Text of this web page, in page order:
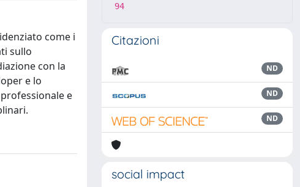
come i
sullo
con la
e lo
e
94
Citazioni
ND
ND
ND
social impact